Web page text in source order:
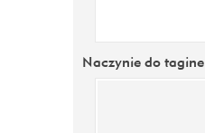
Naczynie do tagine